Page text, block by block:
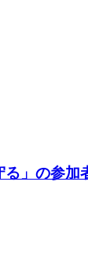
」の参加